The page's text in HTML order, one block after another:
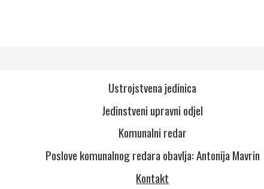
Ustrojstvena jedinica
Jedinstveni upravni odjel
Komunalni redar
Poslove komunalnog redara obavlja: Antonija Mavrin
Kontakt